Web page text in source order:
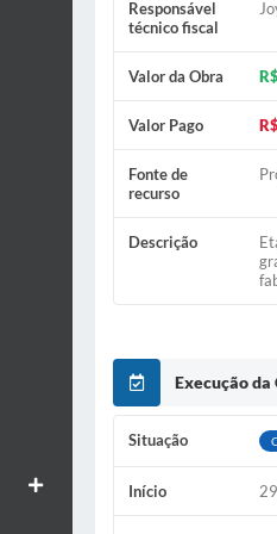
Aumentar textos
Responsável
técnico fiscal
Valor da Obra
Valor Pago
Fonte de
recurso
Descrição
Execução da
Situação
Início